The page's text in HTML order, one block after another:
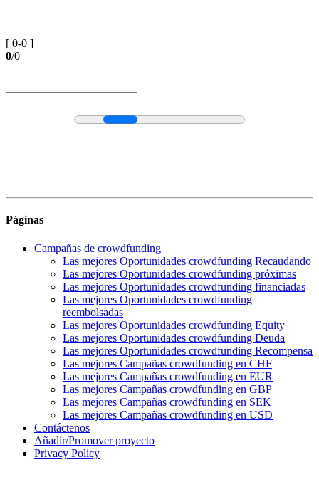
[ 0-0 ]
0/0
Páginas
Campañas de crowdfunding
Las mejores Oportunidades crowdfunding Recaudando
Las mejores Oportunidades crowdfunding próximas
Las mejores Oportunidades crowdfunding financiadas
Las mejores Oportunidades crowdfunding
reembolsadas
Las mejores Oportunidades crowdfunding Equity
Las mejores Oportunidades crowdfunding Deuda
Las mejores Oportunidades crowdfunding Recompensa
Las mejores Campañas crowdfunding en CHF
Las mejores Campañas crowdfunding en EUR
Las mejores Campañas crowdfunding en GBP
Las mejores Campañas crowdfunding en SEK
Las mejores Campañas crowdfunding en USD
Contáctenos
Añadir/Promover proyecto
Privacy Policy